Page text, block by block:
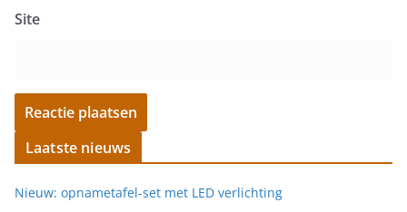
Site
Laatste nieuws
Nieuw: opnametafel-set met LED verlichting